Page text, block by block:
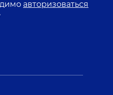
авторизоваться